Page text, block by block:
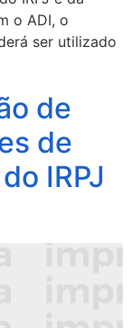
o ADI, o
ser utilizado
de
de
IRPJ